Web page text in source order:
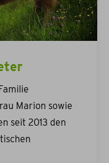
Marion sowie
seit 2013 den